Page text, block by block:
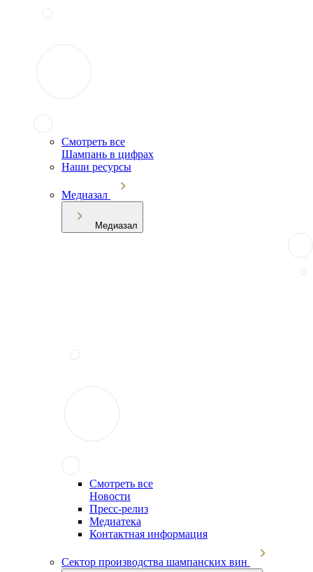
Смотреть все
Шампань в цифрах
Наши ресурсы
Медиазал
Медиазал
Смотреть все
Новости
Пресс-релиз
Медиатека
Контактная информация
Сектор производства шампанских вин